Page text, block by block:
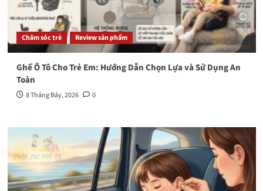
Chăm sóc trẻ Review sản phẩm
Ghế Ô Tô Cho Trẻ Em: Hướng Dẫn Chọn Lựa và Sử Dụng An
Toàn
8 Tháng Bảy, 2026 0